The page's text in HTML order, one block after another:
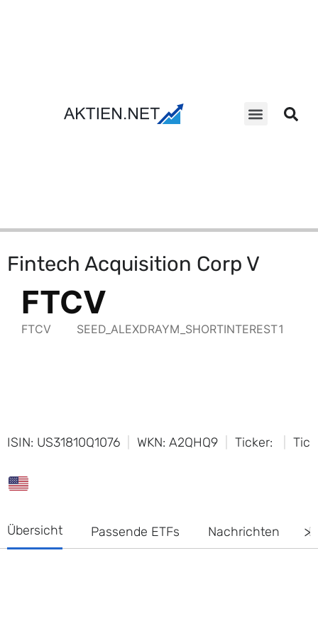
Fintech Acquisition Corp V
ISIN: US31810Q1076 WKN: A2QHQ9 Ticker:
Übersicht Passende ETFs Nachrichten